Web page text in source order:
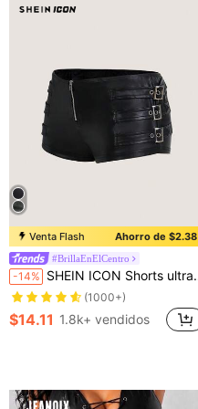
Venta Flash Ahorro de $2.38
#BrillaEnElCentro
-14% SHEIN ICON Shorts ultra cortos, ajustados, de cintura baja, decorados con PU
(1000+)
$14.11 1.8k+ vendidos